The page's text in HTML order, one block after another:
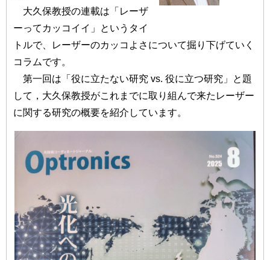
大久保教授の連載は「レーザ
ーってカッコイイ」というタイ
トルで、レーザーのカッコよさについて掘り下げていく
コラムです。
第一回は「役に立たない研究 vs. 役に立つ研究」と題
して，大久保教授がこれまでに取り組んで来たレーザー
に関する研究の概要を紹介しています。